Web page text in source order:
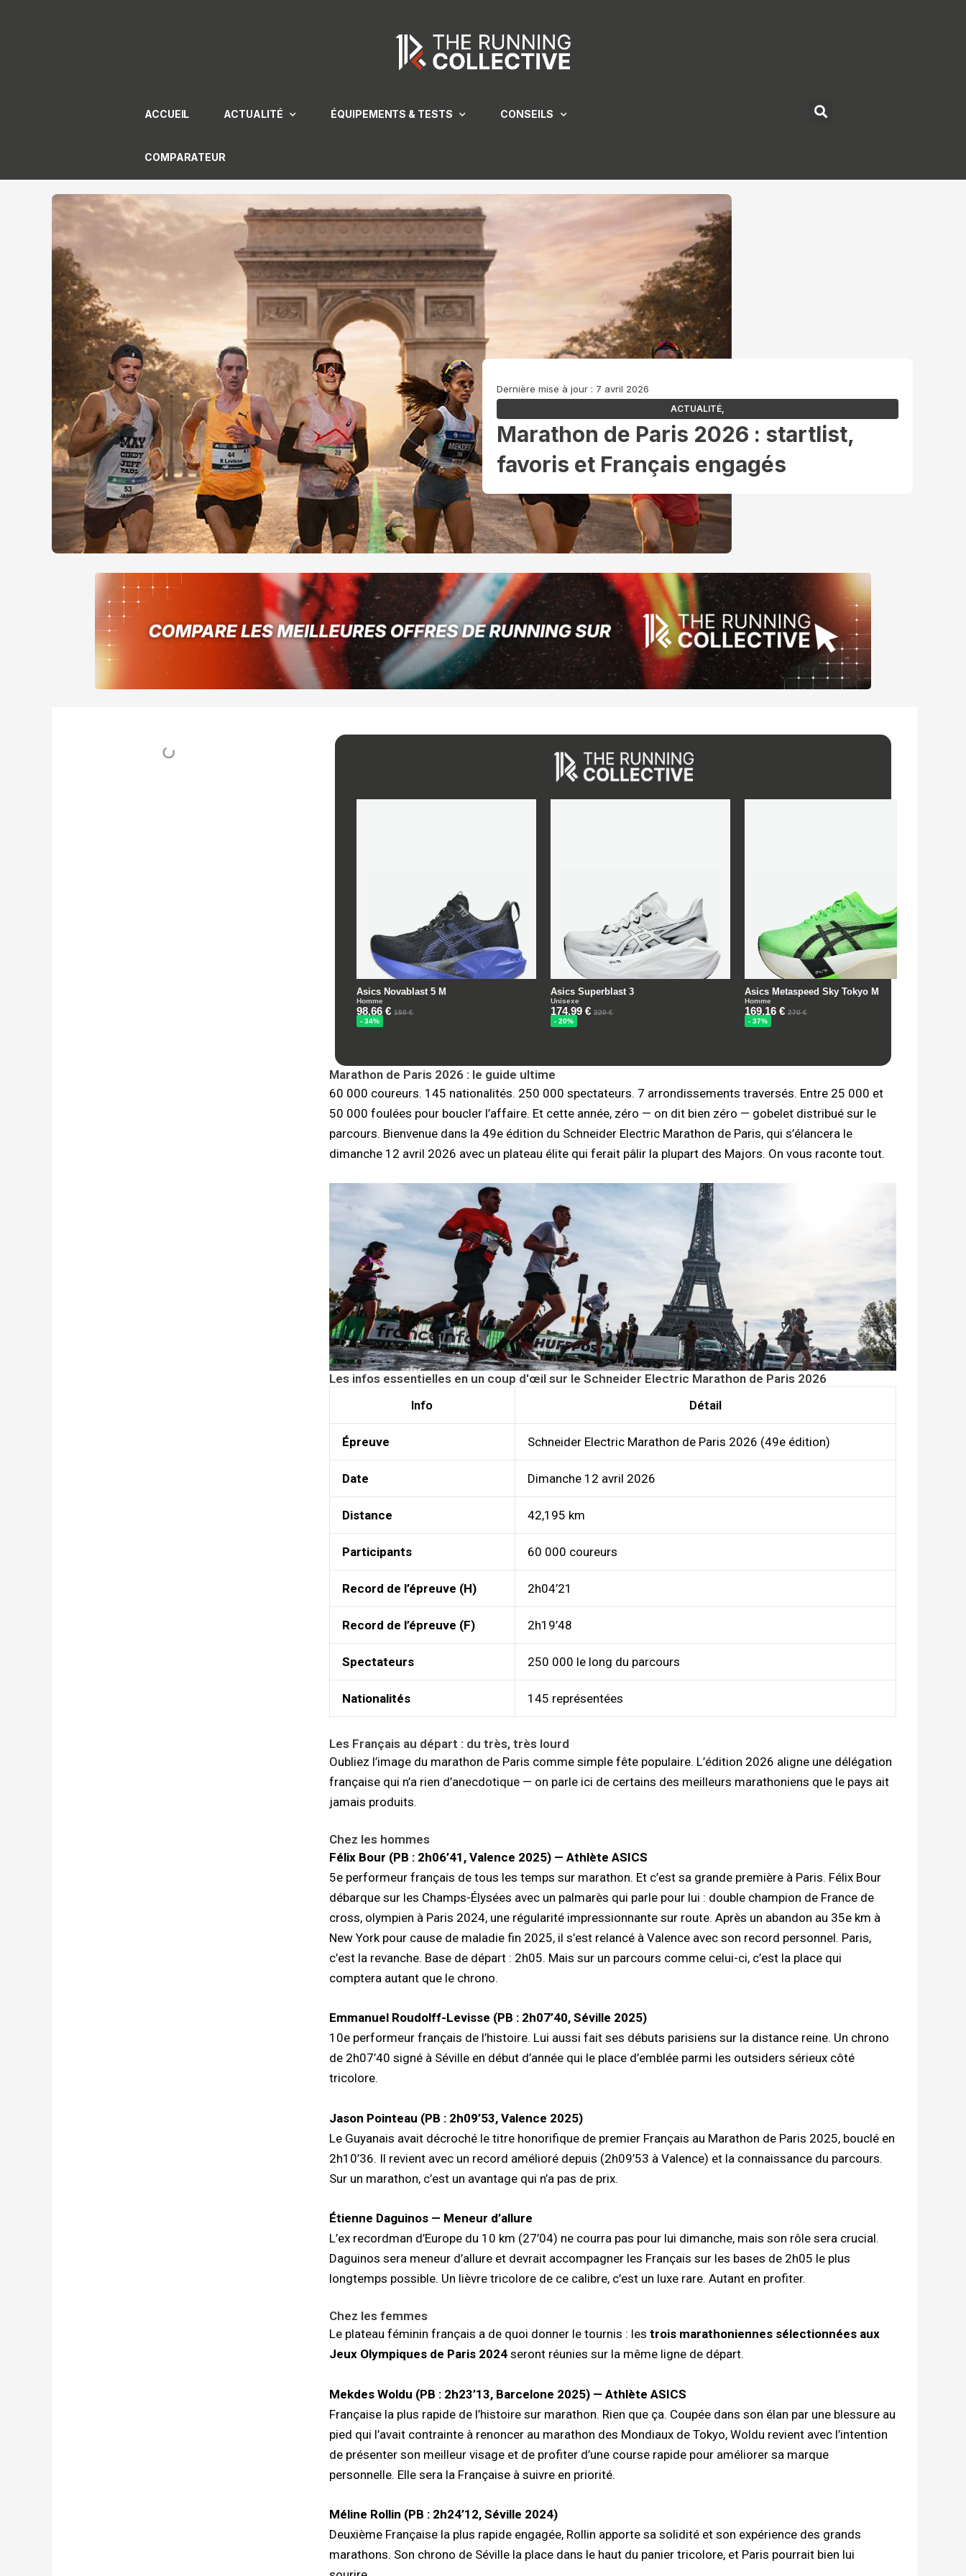
ACCUEIL ACTUALITÉ ÉQUIPEMENTS & TESTS CONSEILS
COMPARATEUR
Dernière mise à jour : 7 avril 2026
ACTUALITÉ,
Marathon de Paris 2026 : startlist,
favoris et Français engagés
Marathon de Paris 2026 : le guide ultime
60 000 coureurs. 145 nationalités. 250 000 spectateurs. 7 arrondissements traversés. Entre 25 000 et
50 000 foulées pour boucler l’affaire. Et cette année, zéro — on dit bien zéro — gobelet distribué sur le
parcours. Bienvenue dans la 49e édition du Schneider Electric Marathon de Paris, qui s’élancera le
dimanche 12 avril 2026 avec un plateau élite qui ferait pâlir la plupart des Majors. On vous raconte tout.
Les infos essentielles en un coup d'œil sur le Schneider Electric Marathon de Paris 2026
Info
Détail
Épreuve Schneider Electric Marathon de Paris 2026 (49e édition)
Date Dimanche 12 avril 2026
Distance 42,195 km
Participants 60 000 coureurs
Record de l’épreuve (H) 2h04’21
Record de l’épreuve (F) 2h19’48
Spectateurs 250 000 le long du parcours
Nationalités 145 représentées
Les Français au départ : du très, très lourd
Oubliez l’image du marathon de Paris comme simple fête populaire. L’édition 2026 aligne une délégation
française qui n’a rien d’anecdotique — on parle ici de certains des meilleurs marathoniens que le pays ait
jamais produits.
Chez les hommes
Félix Bour (PB : 2h06’41, Valence 2025) — Athlète ASICS
5e performeur français de tous les temps sur marathon. Et c’est sa grande première à Paris. Félix Bour
débarque sur les Champs-Élysées avec un palmarès qui parle pour lui : double champion de France de
cross, olympien à Paris 2024, une régularité impressionnante sur route. Après un abandon au 35e km à
New York pour cause de maladie fin 2025, il s’est relancé à Valence avec son record personnel. Paris,
c’est la revanche. Base de départ : 2h05. Mais sur un parcours comme celui-ci, c’est la place qui
comptera autant que le chrono.
Emmanuel Roudolff-Levisse (PB : 2h07’40, Séville 2025)
10e performeur français de l’histoire. Lui aussi fait ses débuts parisiens sur la distance reine. Un chrono
de 2h07’40 signé à Séville en début d’année qui le place d’emblée parmi les outsiders sérieux côté
tricolore.
Jason Pointeau (PB : 2h09’53, Valence 2025)
Le Guyanais avait décroché le titre honorifique de premier Français au Marathon de Paris 2025, bouclé en
2h10’36. Il revient avec un record amélioré depuis (2h09’53 à Valence) et la connaissance du parcours.
Sur un marathon, c’est un avantage qui n’a pas de prix.
Étienne Daguinos — Meneur d’allure
L’ex recordman d’Europe du 10 km (27’04) ne courra pas pour lui dimanche, mais son rôle sera crucial.
Daguinos sera meneur d’allure et devrait accompagner les Français sur les bases de 2h05 le plus
longtemps possible. Un lièvre tricolore de ce calibre, c’est un luxe rare. Autant en profiter.
Chez les femmes
Le plateau féminin français a de quoi donner le tournis : les trois marathoniennes sélectionnées aux
Jeux Olympiques de Paris 2024seront réunies sur la même ligne de départ.
Mekdes Woldu (PB : 2h23’13, Barcelone 2025) — Athlète ASICS
Française la plus rapide de l’histoire sur marathon. Rien que ça. Coupée dans son élan par une blessure au
pied qui l’avait contrainte à renoncer au marathon des Mondiaux de Tokyo, Woldu revient avec l’intention
de présenter son meilleur visage et de profiter d’une course rapide pour améliorer sa marque
personnelle. Elle sera la Française à suivre en priorité.
Méline Rollin (PB : 2h24’12, Séville 2024)
Deuxième Française la plus rapide engagée, Rollin apporte sa solidité et son expérience des grands
marathons. Son chrono de Séville la place dans le haut du panier tricolore, et Paris pourrait bien lui